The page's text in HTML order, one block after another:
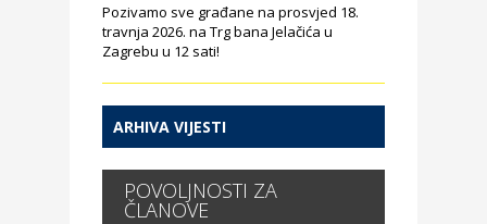
Pozivamo sve građane na prosvjed 18.
travnja 2026. na Trg bana Jelačića u
Zagrebu u 12 sati!
ARHIVA VIJESTI
POVOLJNOSTI ZA
ČLANOVE